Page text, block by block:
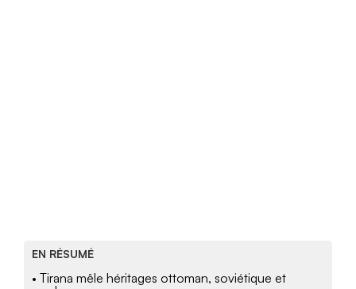
EN RÉSUMÉ
• Tirana mêle héritages ottoman, soviétique et